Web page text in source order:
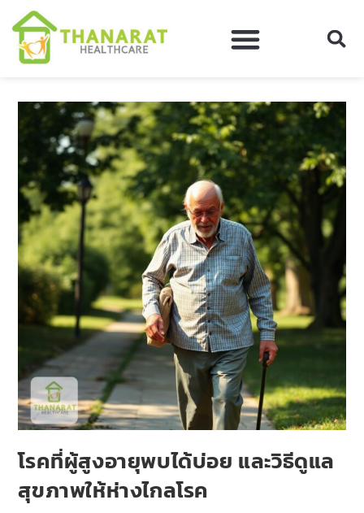
โรคที่ผู้สูงอายุพบได้บ่อย และวิธีดูแล
สุขภาพให้ห่างไกลโรค